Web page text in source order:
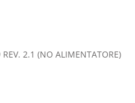
REV. 2.1 (NO ALIMENTATORE)